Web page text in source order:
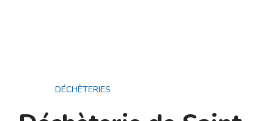
DÉCHÈTERIES